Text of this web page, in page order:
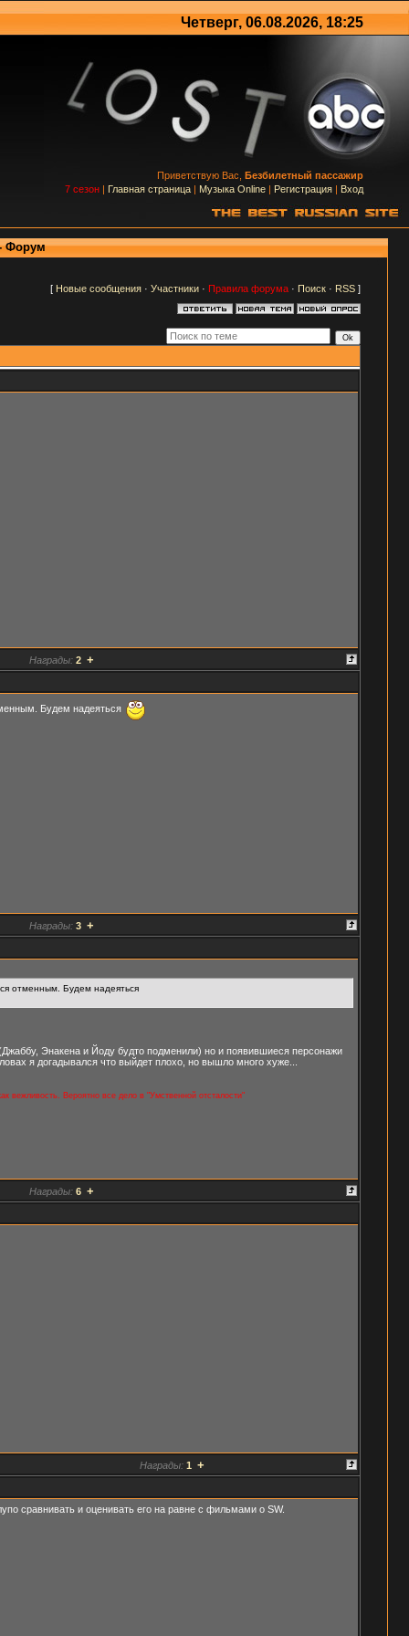
Четверг, 06.08.2026, 18:25
Приветствую Вас, Безбилетный пассажир
7 сезон | Главная страница | Музыка Online | Регистрация | Вход
Форум
[ Новые сообщения· Участники· Правила форума· Поиск· RSS]
Награды: 2 +
Будем надеяться
Награды: 3 +
отменным. Будем надеяться
Энакена и Йоду будто подменили) но и появившиеся персонажи
я догадывался что выйдет плохо, но вышло много хуже...
вежливость. Вероятно все дело в "Умственной отсталости"
Награды: 6 +
Награды: 1 +
сравнивать и оценивать его на равне с фильмами о SW.